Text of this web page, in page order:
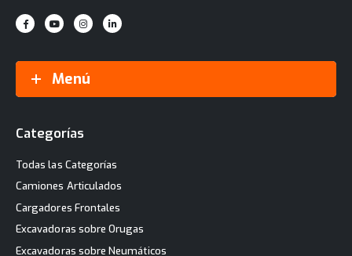
Menú
Categorías
Todas las Categorías
Camiones Articulados
Cargadores Frontales
Excavadoras sobre Orugas
Excavadoras sobre Neumáticos